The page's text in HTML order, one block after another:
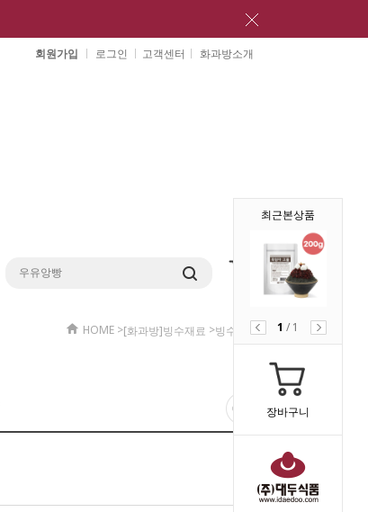
회원가입 로그인 고객센터 화과방소개
최근본상품
1/ 1
장바구니
HOME >[화과방]빙수재료 >빙수재료